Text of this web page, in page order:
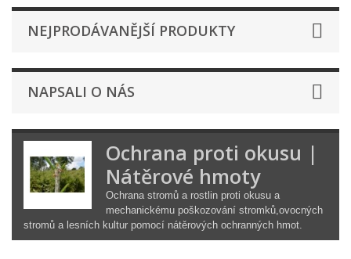
NEJPRODÁVANĚJŠÍ PRODUKTY
NAPSALI O NÁS
Ochrana proti okusu |
Nátěrové hmoty
Ochrana stromů a rostlin proti okusu a
mechanickému poškozování stromků,ovocných
stromů a lesních kultur pomocí nátěrových ochranných hmot.